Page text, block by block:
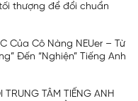
tối thượng để đổi chuẩn
Của Cô Nàng NEUer – Từ
Đến “Nghiện” Tiếng Anh
TRUNG TÂM TIẾNG ANH